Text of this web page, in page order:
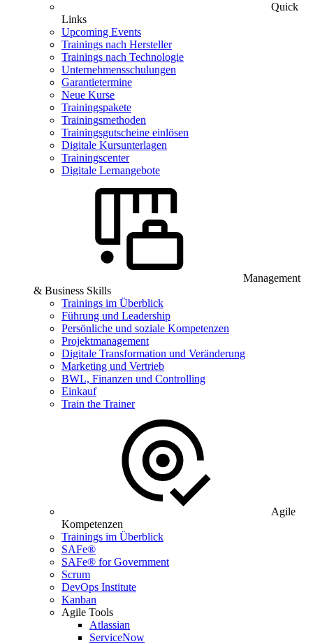
Quick
Links
Upcoming Events
Trainings nach Hersteller
Trainings nach Technologie
Unternehmensschulungen
Garantietermine
Neue Kurse
Trainingspakete
Trainingsmethoden
Trainingsgutscheine einlösen
Digitale Kursunterlagen
Trainingscenter
Digitale Lernangebote
Management
& Business Skills
Trainings im Überblick
Führung und Leadership
Persönliche und soziale Kompetenzen
Projektmanagement
Digitale Transformation und Veränderung
Marketing und Vertrieb
BWL, Finanzen und Controlling
Einkauf
Train the Trainer
Agile
Kompetenzen
Trainings im Überblick
SAFe®
SAFe® for Government
Scrum
DevOps Institute
Kanban
Agile Tools
Atlassian
ServiceNow